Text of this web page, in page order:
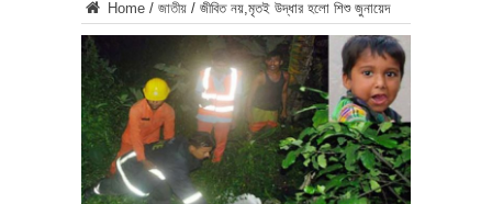
Home / জাতীয় / জীবিত নয়,মৃতই উদ্ধার হলো শিশু জুনায়েদ